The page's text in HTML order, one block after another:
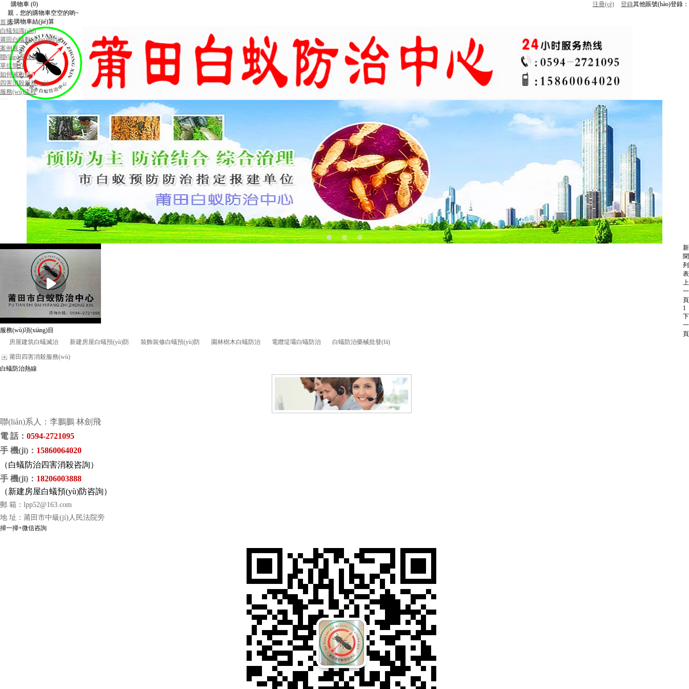
購物車 (0)
親，您的購物車空空的喲~
去購物車結(jié)算
其他賬號(hào)登錄：
注冊(cè) 登錄
首頁
白蟻知識(shí)
莆田白蟻動(dòng)態(tài)
案例展示
聯(lián)系我們
單位簡介
如何滅白蟻
四害消殺服務(wù)
服務(wù)流程
服務(wù)項(xiàng)目
房屋建筑白蟻滅治
新建房屋白蟻預(yù)防 裝飾裝修白蟻預(yù)防 園林樹木白蟻防治 電纜堤壩白蟻防治 白蟻防治藥械批發(fā)
莆田四害消殺服務(wù)
白蟻防治熱線
聯(lián)系人：李鵬鵬 林劍飛
電 話 ： 0594-2721095
手 機(jī) ： 15860064020
（白蟻防治四害消殺咨詢）
手 機(jī) ： 18206003888
（新建房屋白蟻預(yù)防咨詢）
郵 箱： lpp52@163.com
地 址：莆田市中級(jí)人民法院旁
掃一掃+微信咨詢
新
聞
列
表
上
一
頁
1
下
一
頁